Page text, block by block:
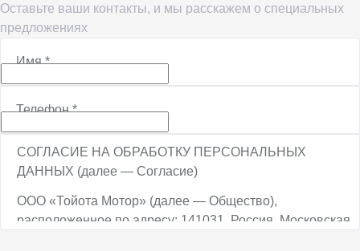
Оставьте ваши контакты, и мы расскажем о специальных
предложениях
Имя*
Телефон*
СОГЛАСИЕ НА ОБРАБОТКУ ПЕРСОНАЛЬНЫХ
ДАННЫХ (далее — Согласие)
ООО «Тойота Мотор» (далее — Общество),
расположенное по адресу: 141031, Россия, Московская